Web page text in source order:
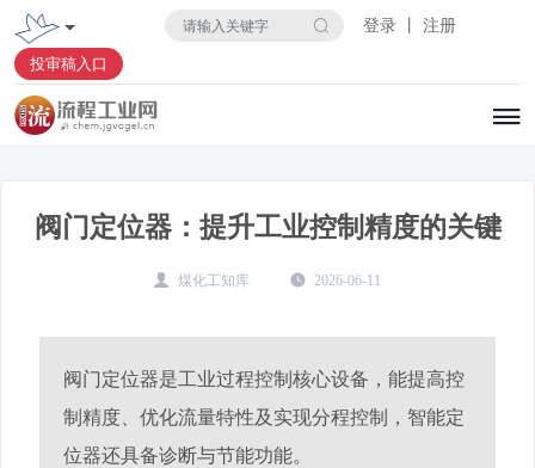
登录 丨 注册
投审稿入口
阀门定位器：提升工业控制精度的关键
煤化工知库 2026-06-11
阀门定位器是工业过程控制核心设备，能提高控
制精度、优化流量特性及实现分程控制，智能定
位器还具备诊断与节能功能。